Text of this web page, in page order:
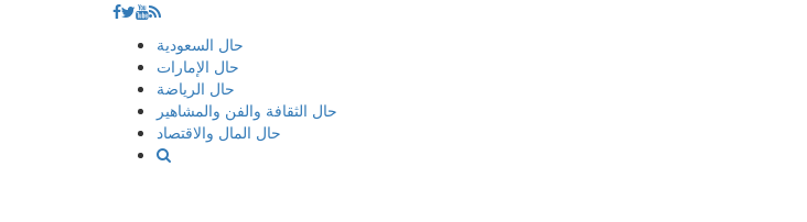
إذهب
المحتوى
حال السعودية
حال الإمارات
حال الرياضة
حال الثقافة والفن والمشاهير
حال المال والاقتصاد